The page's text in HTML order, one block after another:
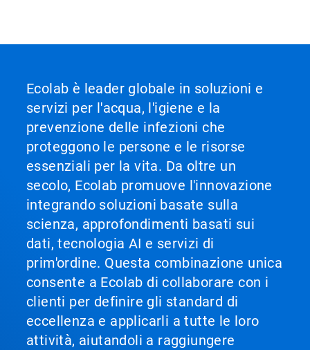
Ecolab è leader globale in soluzioni e
servizi per l'acqua, l'igiene e la
prevenzione delle infezioni che
proteggono le persone e le risorse
essenziali per la vita. Da oltre un
secolo, Ecolab promuove l'innovazione
integrando soluzioni basate sulla
scienza, approfondimenti basati sui
dati, tecnologia AI e servizi di
prim'ordine. Questa combinazione unica
consente a Ecolab di collaborare con i
clienti per definire gli standard di
eccellenza e applicarli a tutte le loro
attività, aiutandoli a raggiungere